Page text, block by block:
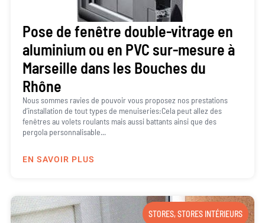
Pose de fenêtre double-vitrage en
aluminium ou en PVC sur-mesure à
Marseille dans les Bouches du
Rhône
Nous sommes ravies de pouvoir vous proposez nos prestations
d’installation de tout types de menuiseries:Cela peut allez des
fenêtres au volets roulants mais aussi battants ainsi que des
pergola personnalisable...
EN SAVOIR PLUS
STORES,STORES INTÉRIEURS